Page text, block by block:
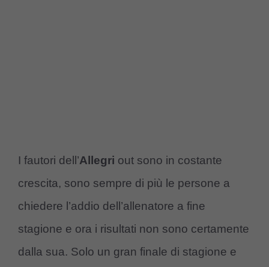
I fautori dell’Allegri out sono in costante
crescita, sono sempre di più le persone a
chiedere l’addio dell’allenatore a fine
stagione e ora i risultati non sono certamente
dalla sua. Solo un gran finale di stagione e